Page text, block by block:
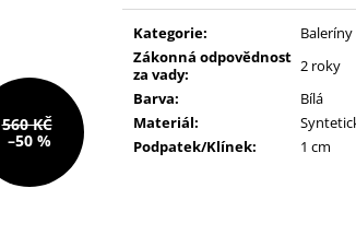
Měrná
cena:
Kategorie:
Baleríny
Zákonná odpovědnost
za vady:
2 roky
Barva:
Bílá
Materiál:
Podpatek/Klínek:
1 cm
560 KČ
–50 %